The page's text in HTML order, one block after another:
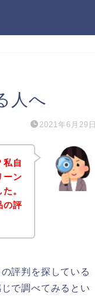
人へ
2021年6月29日
私自
ーン
。
の評
評判を探している
で調べてみるとい